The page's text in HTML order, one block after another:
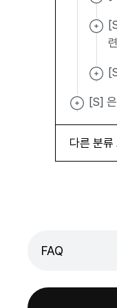
[S]
다른 분류
FAQ